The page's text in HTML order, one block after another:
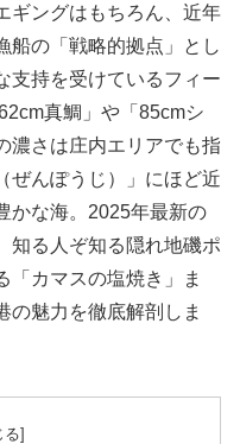
ギングはもちろん、近年
船の「戦略的拠点」とし
支持を受けているフィー
真鯛」や「85cmシ
濃さは庄内エリアでも指
ぜんぽうじ）」にほど近
かな海。2025年最新の
知る人ぞ知る隠れ地磯ポ
「カマスの塩焼き」ま
の魅力を徹底解剖しま